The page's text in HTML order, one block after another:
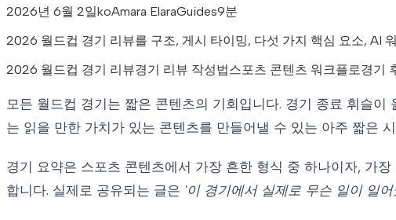
2026년 6월 2일koAmara ElaraGuides9분
2026 월드컵 경기 리뷰를 구조, 게시 타이밍, 다섯 가지 핵심 요소, AI
2026 월드컵 경기 리뷰경기 리뷰 작성법스포츠 콘텐츠 워크플로경기
모든 월드컵 경기는 짧은 콘텐츠의 기회입니다. 경기 종료 휘슬
는 읽을 만한 가치가 있는 콘텐츠를 만들어낼 수 있는 아주 짧은
경기 요약은 스포츠 콘텐츠에서 가장 흔한 형식 중 하나이자, 가
합니다. 실제로 공유되는 글은 '이 경기에서 실제로 무슨 일이 일